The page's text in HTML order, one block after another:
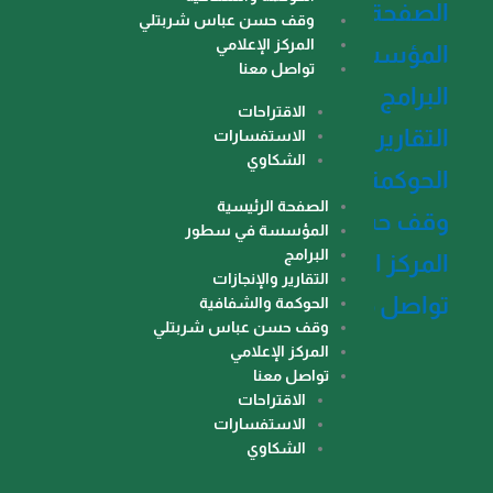
وقف حسن عباس شربتلي
المركز الإعلامي
تواصل معنا
الاقتراحات
الاستفسارات
الشكاوي
الصفحة الرئيسية
المؤسسة في سطور
البرامج
التقارير والإنجازات
الحوكمة والشفافية
وقف حسن عباس شربتلي
المركز الإعلامي
تواصل معنا
الاقتراحات
الاستفسارات
الشكاوي
الرئيسية
في سطور
والإنجازات
والشفافية
حسن عباس شربتلي
الإعلامي
معنا